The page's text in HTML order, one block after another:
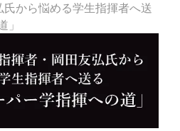
から悩める学生指揮者へ送
」